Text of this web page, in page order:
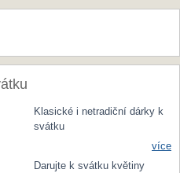
Klasické i netradiční dárky k
svátku
více
Darujte k svátku květiny